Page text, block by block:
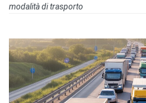
modalità di trasporto